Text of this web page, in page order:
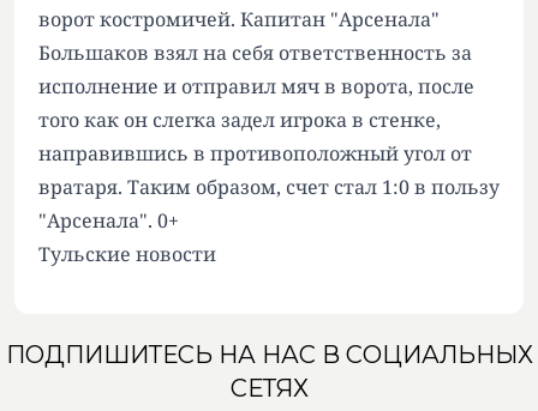
ворот костромичей. Капитан "Арсенала"
Большаков взял на себя ответственность за
исполнение и отправил мяч в ворота, после
того как он слегка задел игрока в стенке,
направившись в противоположный угол от
вратаря. Таким образом, счет стал 1:0 в пользу
"Арсенала". 0+
Тульские новости
ПОДПИШИТЕСЬ НА НАС В СОЦИАЛЬНЫХ
СЕТЯХ